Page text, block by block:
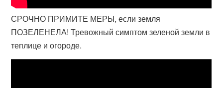
СРОЧНО ПРИМИТЕ МЕРЫ, если земля
ПОЗЕЛЕНЕЛА! Тревожный симптом зеленой земли в
теплице и огороде.